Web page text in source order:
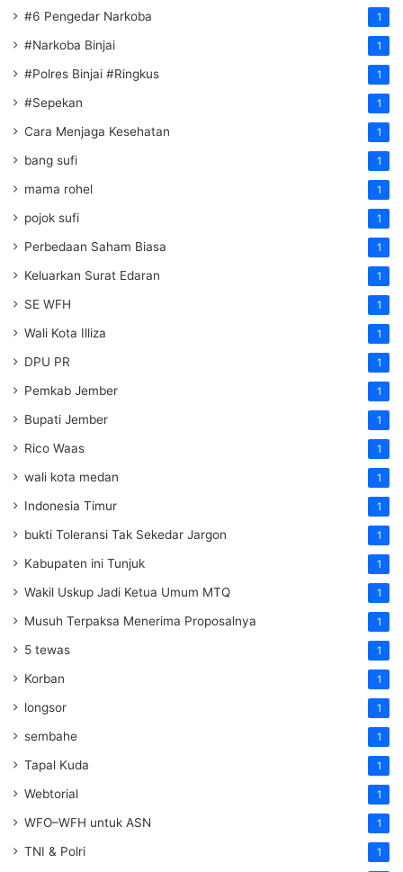
#6 Pengedar Narkoba 1
#Narkoba Binjai 1
#Polres Binjai #Ringkus 1
#Sepekan 1
Cara Menjaga Kesehatan 1
bang sufi 1
mama rohel 1
pojok sufi 1
Perbedaan Saham Biasa 1
Keluarkan Surat Edaran 1
SE WFH 1
Wali Kota Illiza 1
DPU PR 1
Pemkab Jember 1
Bupati Jember 1
Rico Waas 1
wali kota medan 1
Indonesia Timur 1
bukti Toleransi Tak Sekedar Jargon 1
Kabupaten ini Tunjuk 1
Wakil Uskup Jadi Ketua Umum MTQ 1
Musuh Terpaksa Menerima Proposalnya 1
5 tewas 1
Korban 1
longsor 1
sembahe 1
Tapal Kuda 1
Webtorial 1
WFO–WFH untuk ASN 1
TNI & Polri 1